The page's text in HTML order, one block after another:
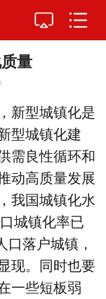
量
型城镇化是
型城镇化建
需良性循环和
动高质量发展
我国城镇化水
城镇化率已
落户城镇，
现。同时也要
一些短板弱